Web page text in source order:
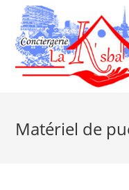
Matériel de